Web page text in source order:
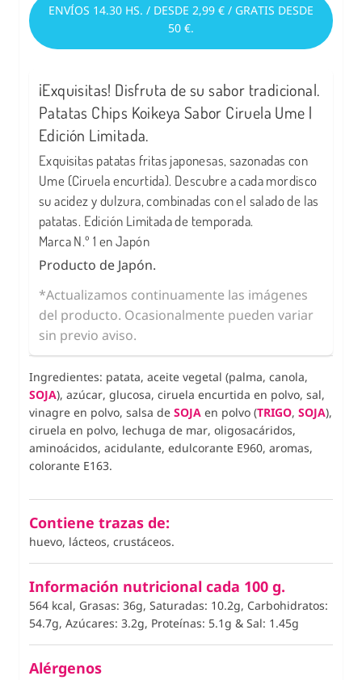
ENVÍOS 14.30 HS. / DESDE 2,99 € / GRATIS DESDE
50 €.
¡Exquisitas! Disfruta de su sabor tradicional.
Patatas Chips Koikeya Sabor Ciruela Ume |
Edición Limitada.
Exquisitas patatas fritas japonesas, sazonadas con
Ume (Ciruela encurtida). Descubre a cada mordisco
su acidez y dulzura, combinadas con el salado de las
patatas. Edición Limitada de temporada.
Marca N.º 1 en Japón
Producto de Japón.
*Actualizamos continuamente las imágenes
del producto. Ocasionalmente pueden variar
sin previo aviso.
Ingredientes: patata, aceite vegetal (palma, canola,
SOJA), azúcar, glucosa, ciruela encurtida en polvo, sal,
vinagre en polvo, salsa de SOJA en polvo (TRIGO, SOJA),
ciruela en polvo, lechuga de mar, oligosacáridos,
aminoácidos, acidulante, edulcorante E960, aromas,
colorante E163.
Contiene trazas de:
huevo, lácteos, crustáceos.
Información nutricional cada 100 g.
564 kcal, Grasas: 36g, Saturadas: 10.2g, Carbohidratos:
54.7g, Azúcares: 3.2g, Proteínas: 5.1g & Sal: 1.45g
Alérgenos